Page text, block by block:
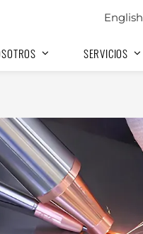
English
SERVICIOS